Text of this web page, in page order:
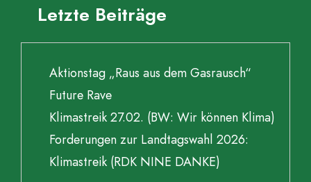
Letzte Beiträge
Aktionstag „Raus aus dem Gasrausch“
Future Rave
Klimastreik 27.02. (BW: Wir können Klima)
Forderungen zur Landtagswahl 2026:
Klimastreik (RDK NINE DANKE)